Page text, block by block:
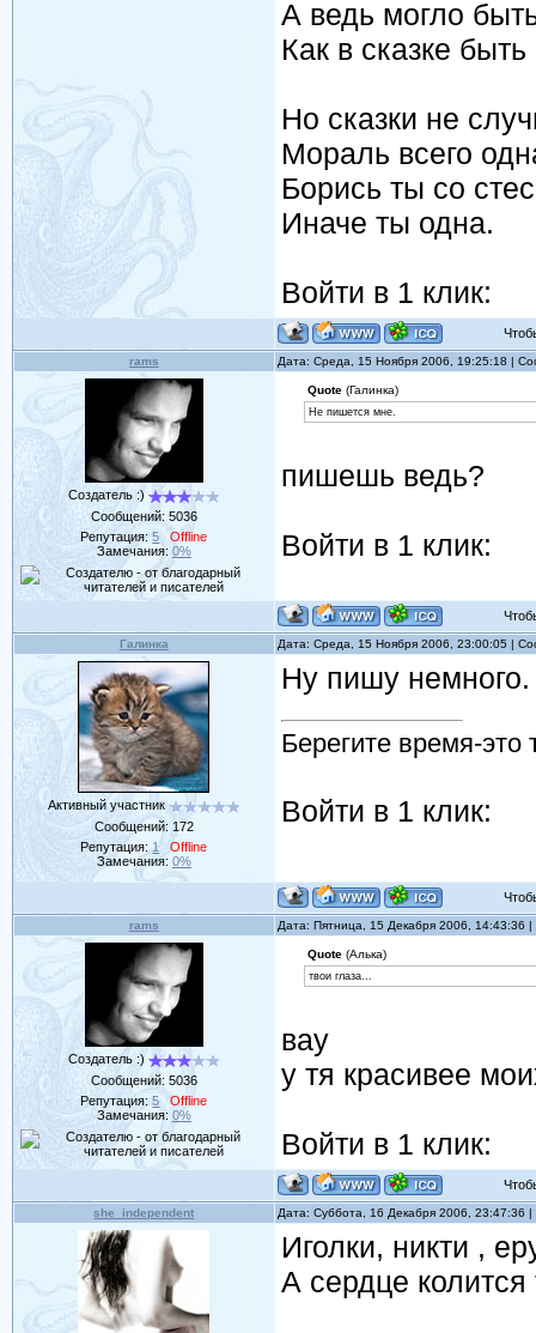
А ведь могло
Как в сказке
Но сказки не
Мораль всего
Борись ты со
Иначе ты одна.
Войти в 1 клик:
rams Дата: Среда, 15 Ноября 2006, 19:25:18 |
Создатель :)
Сообщений: 5036
Репутация:5
Offline
Замечания: 0%
Quote(Галинка)
Не пишется мне.
пишешь ведь?
Войти в 1 клик:
Галинка Дата: Среда, 15 Ноября 2006, 23:00:05 |
Активный участник
Сообщений: 172
Репутация: 1
Offline
Замечания: 0%
Ну пишу немного.
Берегите время-это
Войти в 1 клик:
rams Дата: Пятница, 15 Декабря 2006, 14:43:36
Создатель :)
Сообщений: 5036
Репутация:5
Offline
Замечания: 0%
Quote(Алька)
твои глаза...
вау
у тя красивее
Войти в 1 клик:
she_independent Дата: Суббота, 16 Декабря 2006, 23:47:36
Иголки, никти ,
А сердце колится